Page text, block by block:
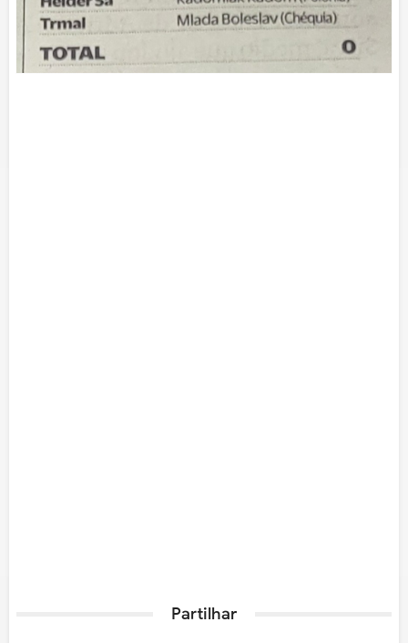
Partilhar